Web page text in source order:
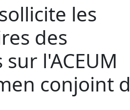
les
des
l'ACEUM
conjoint